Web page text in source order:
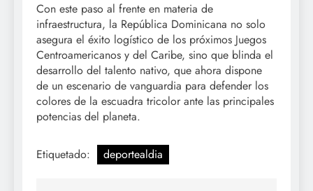
Con este paso al frente en materia de
infraestructura, la República Dominicana no solo
asegura el éxito logístico de los próximos Juegos
Centroamericanos y del Caribe, sino que blinda el
desarrollo del talento nativo, que ahora dispone
de un escenario de vanguardia para defender los
colores de la escuadra tricolor ante las principales
potencias del planeta.
Etiquetado: deportealdia